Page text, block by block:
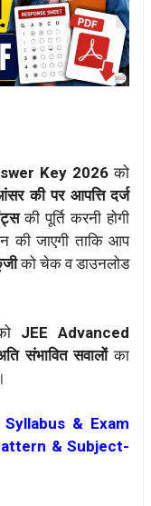
Key 2026 को
की पर आपत्ति दर्ज
की पूर्ति करनी होगी
की जाएगी ताकि आप
को चेक व डाउनलोड
JEE Advanced
संभावित सवालोंका
& Exam
& Subject-